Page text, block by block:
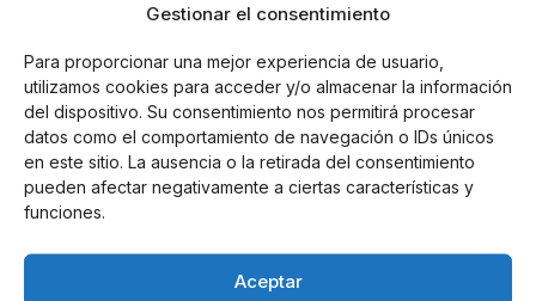
Gestionar el consentimiento
Para proporcionar una mejor experiencia de usuario,
utilizamos cookies para acceder y/o almacenar la información
del dispositivo. Su consentimiento nos permitirá procesar
datos como el comportamiento de navegación o IDs únicos
en este sitio. La ausencia o la retirada del consentimiento
pueden afectar negativamente a ciertas características y
funciones.
Aceptar
Mejores Cripto Casinos Online en
Colombia 2025: Bitcoin Casinos
Online Casino